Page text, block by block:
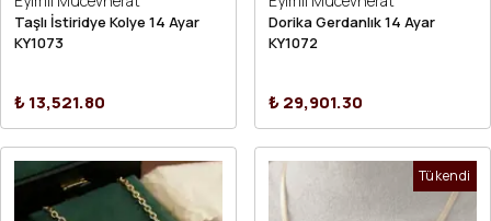
Taşlı İstiridye Kolye 14 Ayar
KY1073
₺ 13,521.80
Dorika Gerdanlık 14 Ayar
KY1072
₺ 29,901.30
Tükendi